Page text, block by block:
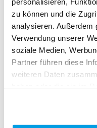
zu können und die
analysieren. Außerdem
Verwendung unserer
soziale Medien,
Partner führen diese
weiteren Daten